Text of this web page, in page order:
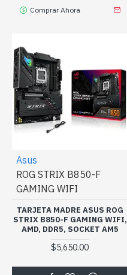
Comprar Ahora
Asus
ROG STRIX B850-F
GAMING WIFI
TARJETA MADRE ASUS ROG
STRIX B850-F GAMING WIFI,
AMD, DDR5, SOCKET AM5
$5,650.00